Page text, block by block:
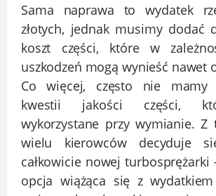
Sama naprawa to wydatek
złotych, jednak musimy dodać
koszt części, które w
uszkodzeń mogą wynieść nawet
Co więcej, często nie mamy
kwestii jakości części,
wykorzystane przy wymianie. Z
wielu kierowców decyduje
całkowicie nowej turbosprężarki
opcja wiążąca się z